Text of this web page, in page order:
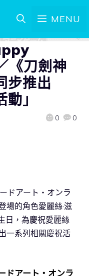
MENU
刀劍神
步推出
」
0 0
ドアート・オンラ
場的角色愛麗絲·滋
日，為慶祝愛麗絲
一系列相關慶祝活
ドアート・オンラ